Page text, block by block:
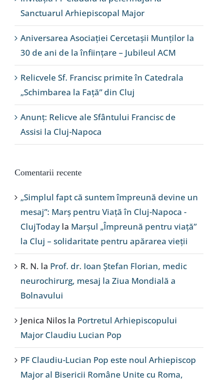
Sanctuarul Arhiepiscopal Major
Aniversarea Asociației Cercetașii Munților la
30 de ani de la înființare – Jubileul ACM
Relicvele Sf. Francisc primite în Catedrala
„Schimbarea la Față” din Cluj
Anunț: Relicve ale Sfântului Francisc de
Assisi la Cluj-Napoca
Comentarii recente
„Simplul fapt că suntem împreună devine un
mesaj”: Marș pentru Viață în Cluj-Napoca -
ClujToday la Marșul „Împreună pentru viață”
la Cluj – solidaritate pentru apărarea vieții
R. N. la Prof. dr. Ioan Ștefan Florian, medic
neurochirurg, mesaj la Ziua Mondială a
Bolnavului
Jenica Nilos la Portretul Arhiepiscopului
Major Claudiu Lucian Pop
PF Claudiu-Lucian Pop este noul Arhiepiscop
Major al Bisericii Române Unite cu Roma,